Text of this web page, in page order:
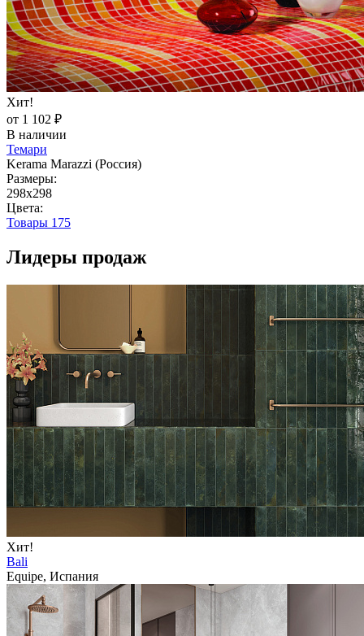
Хит!
от 1 102 ₽
В наличии
Темари
Kerama Marazzi (Россия)
Размеры:
298x298
Цвета:
Товары 175
Лидеры продаж
Хит!
Bali
Equipe, Испания